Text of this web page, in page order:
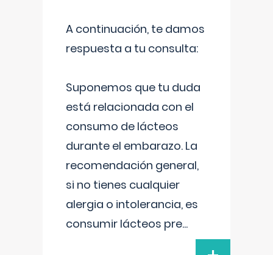
A continuación, te damos
respuesta a tu consulta:
Suponemos que tu duda
está relacionada con el
consumo de lácteos
durante el embarazo. La
recomendación general,
si no tienes cualquier
alergia o intolerancia, es
consumir lácteos pre...